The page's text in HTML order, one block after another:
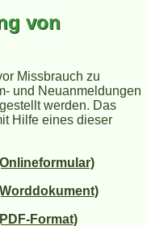
von
Missbrauch zu
und Neuanmeldungen
werden. Das
Hilfe eines dieser
Format)